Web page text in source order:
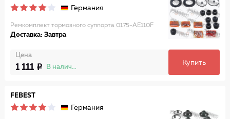
Германия
Ремкомплект тормозного суппорта 0175-AE110F
Доставка: Завтра
Цена
1 111 В наличии
Купить
FEBEST
Германия